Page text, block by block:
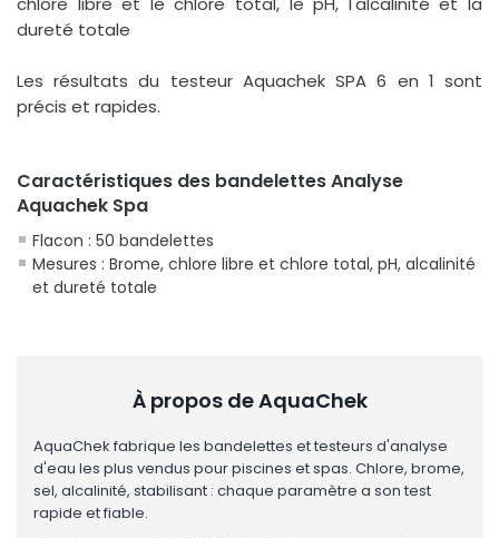
dureté totale
Les résultats du testeur Aquachek SPA 6 en 1 sont
précis et rapides.
Caractéristiques des bandelettes Analyse
Aquachek Spa
Flacon : 50 bandelettes
Mesures : Brome, chlore libre et chlore total, pH, alcalinité
et dureté totale
À propos de AquaChek
AquaChek fabrique les bandelettes et testeurs d'analyse
d'eau les plus vendus pour piscines et spas. Chlore, brome,
sel, alcalinité, stabilisant : chaque paramètre a son test
rapide et fiable.